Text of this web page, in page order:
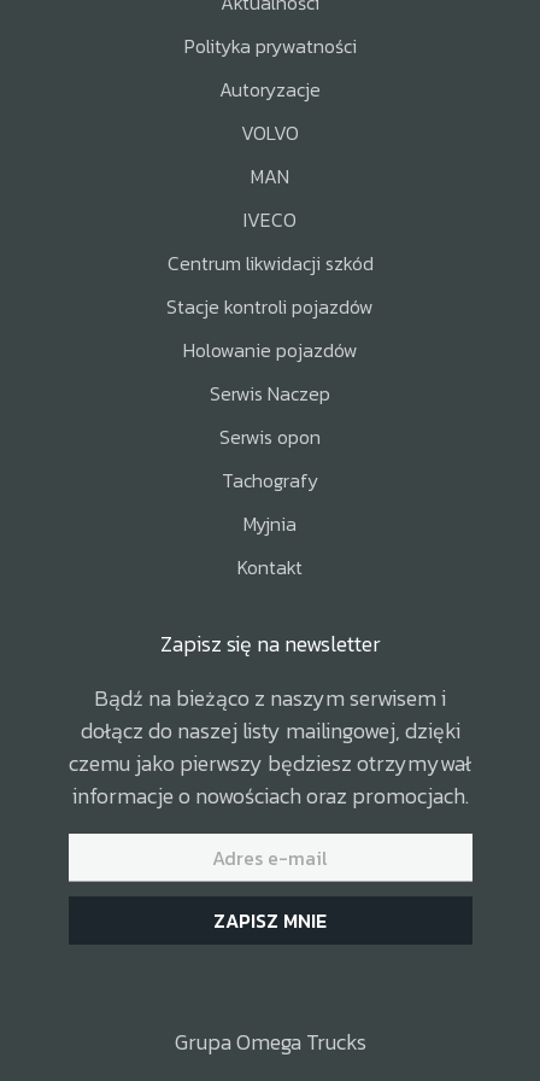
Polityka prywatności
Autoryzacje
VOLVO
MAN
IVECO
Centrum likwidacji szkód
Stacje kontroli pojazdów
Holowanie pojazdów
Serwis Naczep
Serwis opon
Tachografy
Myjnia
Kontakt
Zapisz się na newsletter
Bądź na bieżąco z naszym serwisem i
dołącz do naszej listy mailingowej, dzięki
czemu jako pierwszy będziesz otrzymywał
informacje o nowościach oraz promocjach.
ZAPISZ MNIE
Grupa Omega Trucks